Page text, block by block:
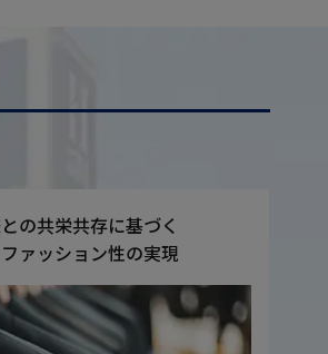
の共栄共存に基づく
ァッション性の実現